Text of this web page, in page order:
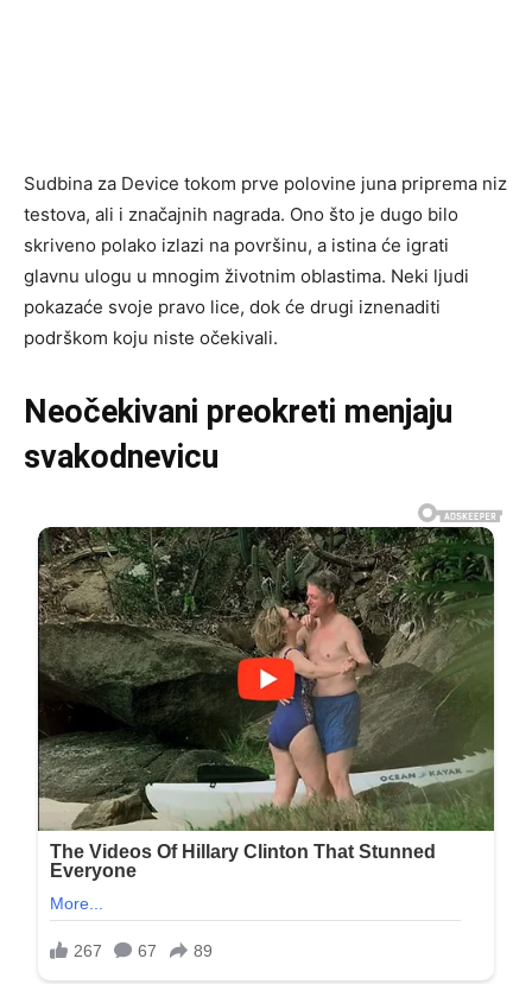
Sudbina za Device tokom prve polovine juna priprema niz
testova, ali i značajnih nagrada. Ono što je dugo bilo
skriveno polako izlazi na površinu, a istina će igrati
glavnu ulogu u mnogim životnim oblastima. Neki ljudi
pokazaće svoje pravo lice, dok će drugi iznenaditi
podrškom koju niste očekivali.
Neočekivani preokreti menjaju
svakodnevicu